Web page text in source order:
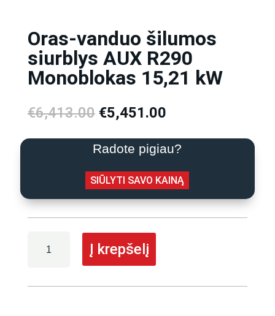
Oras-vanduo šilumos
siurblys AUX R290
Monoblokas 15,21 kW
€6,413.00 Original
price
was:
€6,413.00.
€5,451.00Current
is:
€5,451.00.
Radote pigiau?
SIŪLYTI SAVO KAINĄ
kiekis:
Į krepšelį